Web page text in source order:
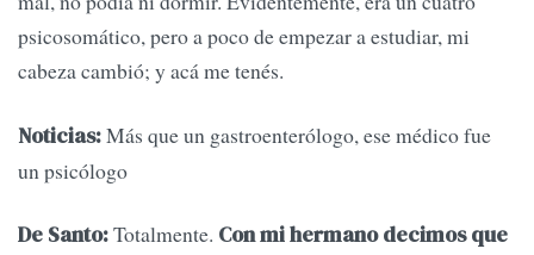
psicosomático, pero a poco de empezar a estudiar, mi
cabeza cambió; y acá me tenés.
Noticias:Más que un gastroenterólogo, ese médico fue
un psicólogo
De Santo:Totalmente. Con mi hermano decimos que